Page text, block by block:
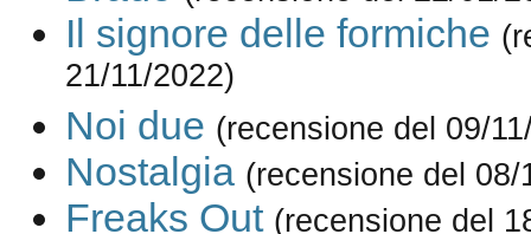
Il signore delle formiche
21/11/2022)
Noi due (recensione del 09/
Nostalgia (recensione del 08/
Freaks Out (recensione del